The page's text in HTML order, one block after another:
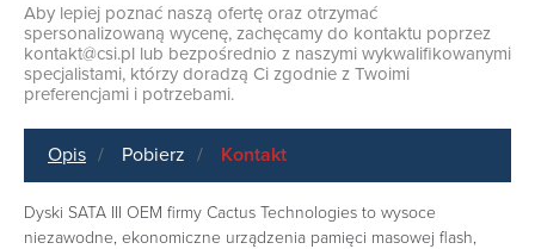
Aby lepiej poznać naszą ofertę oraz otrzymać
spersonalizowaną wycenę, zachęcamy do kontaktu poprzez
kontakt@csi.pl lub bezpośrednio z naszymi wykwalifikowanymi
specjalistami, którzy doradzą Ci zgodnie z Twoimi
preferencjami i potrzebami.
Opis Pobierz Kontakt
Dyski SATA III OEM firmy Cactus Technologies to wysoce
niezawodne, ekonomiczne urządzenia pamięci masowej flash,